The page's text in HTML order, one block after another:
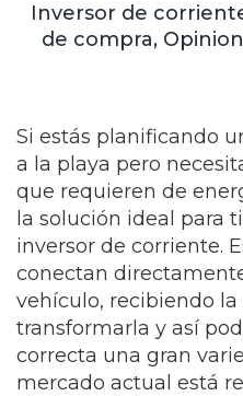
Inversor de
de compra,
Si estás planificando
a la playa pero
que requieren de
la solución ideal para
inversor de corriente.
conectan
vehículo, recibiendo
transformarla y así
correcta una gran
mercado actual está